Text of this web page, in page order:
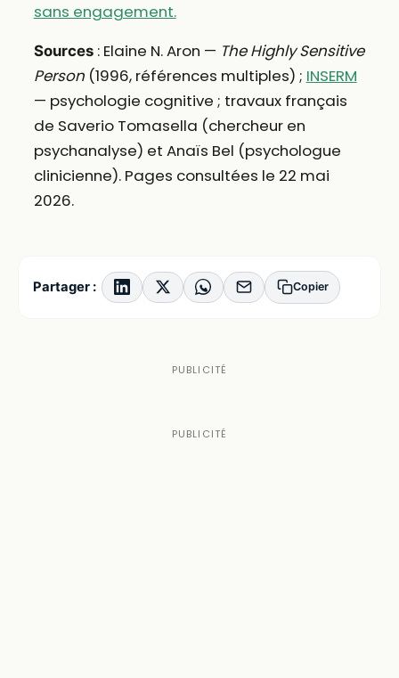
sans engagement.
Sources: Elaine N. Aron — The Highly Sensitive
Person(1996, références multiples) ; INSERM
— psychologie cognitive ; travaux français
de Saverio Tomasella (chercheur en
psychanalyse) et Anaïs Bel (psychologue
clinicienne). Pages consultées le 22 mai
2026.
Partager : Copier